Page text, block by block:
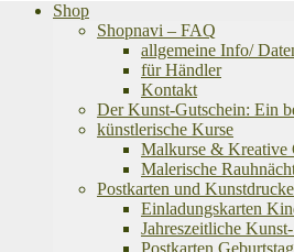
Shop
Shopnavi – FAQ
allgemeine Info/
für Händler
Kontakt
Der Kunst-Gutschein: Ein
künstlerische Kurse
Malkurse & Kreative
Malerische
Postkarten und Kunstdrucke
Einladungskarten
Jahreszeitliche
Postkarten Geburtstag